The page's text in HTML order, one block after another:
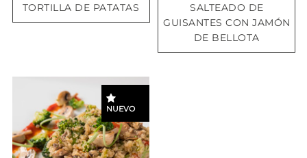
TORTILLA DE PATATAS
SALTEADO DE
GUISANTES CON JAMÓN
DE BELLOTA
NUEVO